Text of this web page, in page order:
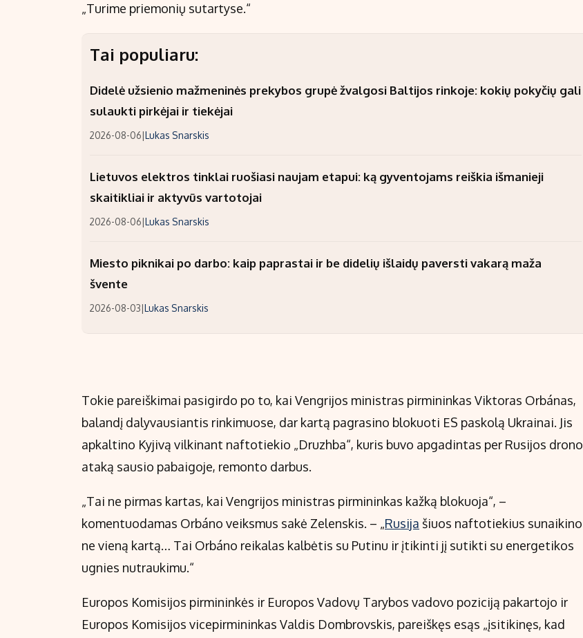
„Turime priemonių sutartyse.“
Tai populiaru:
Didelė užsienio mažmeninės prekybos grupė žvalgosi Baltijos rinkoje: kokių pokyčių gali
sulaukti pirkėjai ir tiekėjai
2026-08-06|Lukas Snarskis
Lietuvos elektros tinklai ruošiasi naujam etapui: ką gyventojams reiškia išmanieji
skaitikliai ir aktyvūs vartotojai
2026-08-06|Lukas Snarskis
Miesto piknikai po darbo: kaip paprastai ir be didelių išlaidų paversti vakarą maža
švente
2026-08-03|Lukas Snarskis
Tokie pareiškimai pasigirdo po to, kai Vengrijos ministras pirmininkas Viktoras Orbánas,
balandį dalyvausiantis rinkimuose, dar kartą pagrasino blokuoti ES paskolą Ukrainai. Jis
apkaltino Kyjivą vilkinant naftotiekio „Druzhba“, kuris buvo apgadintas per Rusijos drono
ataką sausio pabaigoje, remonto darbus.
„Tai ne pirmas kartas, kai Vengrijos ministras pirmininkas kažką blokuoja“, –
komentuodamas Orbáno veiksmus sakė Zelenskis. – „Rusija šiuos naftotiekius sunaikino
ne vieną kartą… Tai Orbáno reikalas kalbėtis su Putinu ir įtikinti jį sutikti su energetikos
ugnies nutraukimu.“
Europos Komisijos pirmininkės ir Europos Vadovų Tarybos vadovo poziciją pakartojo ir
Europos Komisijos vicepirmininkas Valdis Dombrovskis, pareiškęs esąs „įsitikinęs, kad